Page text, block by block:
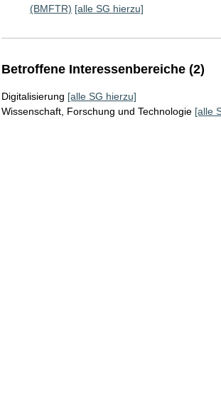
(BMFTR) [alle SG hierzu]
Betroffene Interessenbereiche (2)
Digitalisierung [alle SG hierzu]
Wissenschaft, Forschung und Technologie [alle